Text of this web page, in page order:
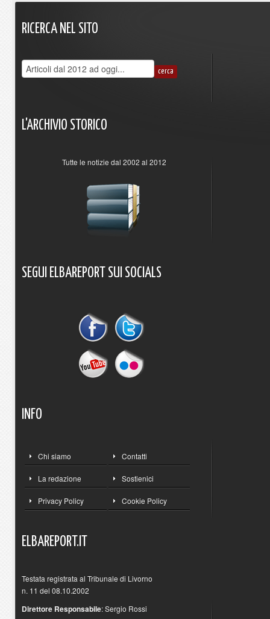
RICERCA NEL SITO
L'ARCHIVIO STORICO
Tutte le notizie dal 2002 al 2012
SEGUI ELBAREPORT SUI SOCIALS
INFO
Chi siamo Contatti
La redazione Sostienici
Privacy Policy Cookie Policy
ELBAREPORT.IT
Testata registrata al Tribunale di Livorno
n. 11 del 08.10.2002
Direttore Responsabile: Sergio Rossi